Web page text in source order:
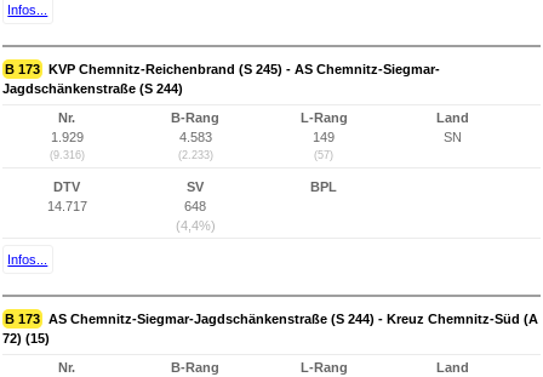
Infos...
B 173 KVP Chemnitz-Reichenbrand (S 245) - AS Chemnitz-Siegmar-
Jagdschänkenstraße (S 244)
Nr.
1.929
(9.316)
B-Rang
4.583
(2.233)
L-Rang
149
(57)
Land
SN
DTV
14.717
SV
648
(4,4%)
BPL
Infos...
B 173 AS Chemnitz-Siegmar-Jagdschänkenstraße (S 244) - Kreuz Chemnitz-Süd (A
72) (15)
Nr.
B-Rang
L-Rang
Land